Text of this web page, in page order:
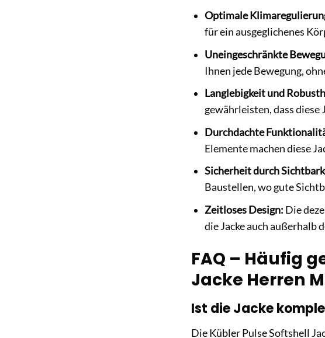
Optimale
für ein ausgeglichenes
Uneingeschränkte
Ihnen jede Bewegung,
Langlebigkeit und
gewährleisten, dass diese
Durchdachte
Elemente machen diese
Sicherheit durch
Baustellen, wo gute
Zeitloses Design: Die
die Jacke auch außerhalb
FAQ – Häufig
Jacke Herren
Ist die Jacke
Die Kübler Pulse Softshell